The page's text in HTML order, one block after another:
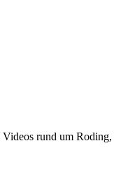
rund um